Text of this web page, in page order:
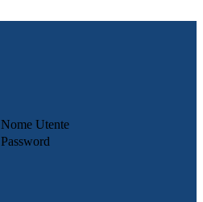
Nome Utente
Password